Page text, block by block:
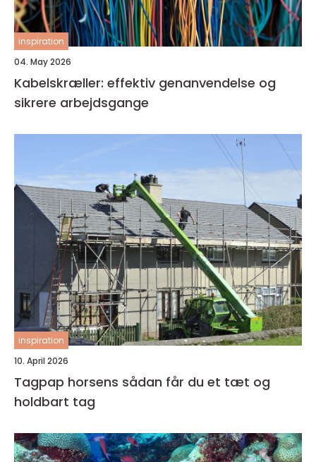
inspiration
04. May 2026
Kabelskræller: effektiv genanvendelse og
sikrere arbejdsgange
inspiration
10. April 2026
Tagpap horsens sådan får du et tæt og
holdbart tag